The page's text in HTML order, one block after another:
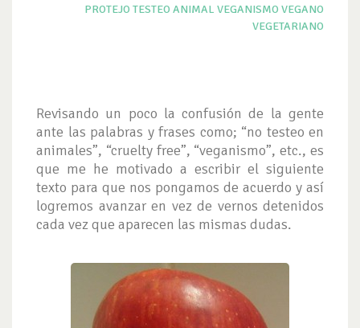
PROTEJO TESTEO ANIMAL VEGANISMO VEGANO
VEGETARIANO
Revisando un poco la confusión de la gente
ante las palabras y frases como; “no testeo en
animales”, “cruelty free”, “veganismo”, etc., es
que me he motivado a escribir el siguiente
texto para que nos pongamos de acuerdo y así
logremos avanzar en vez de vernos detenidos
cada vez que aparecen las mismas dudas.